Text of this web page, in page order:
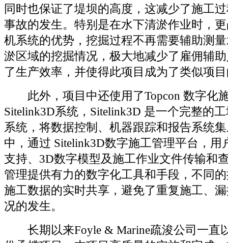
同时也保证了堤坝的高度，这减少了施工
事故的发生。特别是在水下清淤作业时，
机系统的优势，挖掘过程不再需要辅助测
淤区域的挖掘情况，极大地减少了雇佣辅
了生产效率，并使得此项目成为了类似项
此外，项目中还使用了Topcon 数字化
Sitelink3D系统，Sitelink3D 是一个完整的
系统，将数据控制、机器跟踪和报告系统
中，通过 Sitelink3D数字施工管理平台，用
支持、3D数字模型及施工作业文件传输和
管理提供有力的数字化工具和手段，不同
施工数据的实时共享，避免了重复施工、
况的发生。
长期以来Foyle & Marine疏浚公司一直